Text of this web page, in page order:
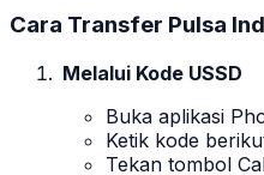
Cara Transfer Pulsa
Melalui Kode USSD
Buka aplikasi
Ketik kode
Tekan tombol